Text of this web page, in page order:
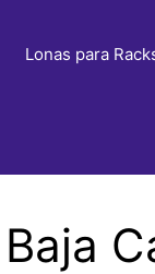
Lonas para